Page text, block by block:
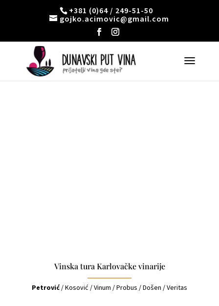
+381 (0)64 / 249-51-50
gojko.acimovic@gmail.com
Vinska tura Karlovačke vinarije
Petrović /Kosović /Vinum /Probus /Došen /Veritas